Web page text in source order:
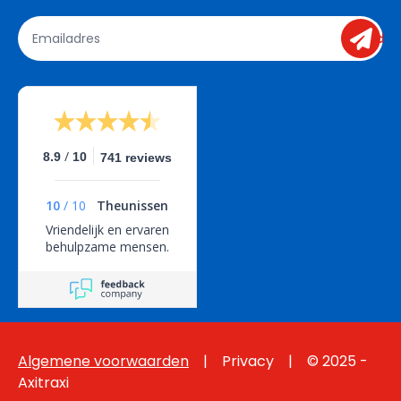
send
8.9 / 10 741 reviews
10 / 10
Theunissen
Vriendelijk en ervaren
behulpzame mensen.
Algemene voorwaarden | Privacy
    |    © 2025 -
Axitraxi